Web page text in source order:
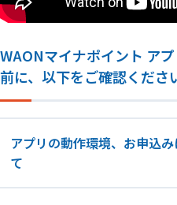
WAONマイナポイント ア
前に、以下をご確認くださ
アプリの動作環境、お申込
て